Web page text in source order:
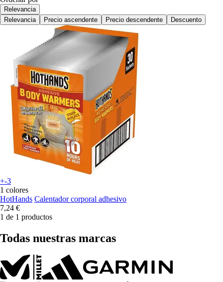
Relevancia
Relevancia
Precio ascendente Precio descendente Descuento
+-3
1 colores
HotHands Calentador corporal adhesivo
7,24 €
1 de 1 productos
Todas nuestras marcas